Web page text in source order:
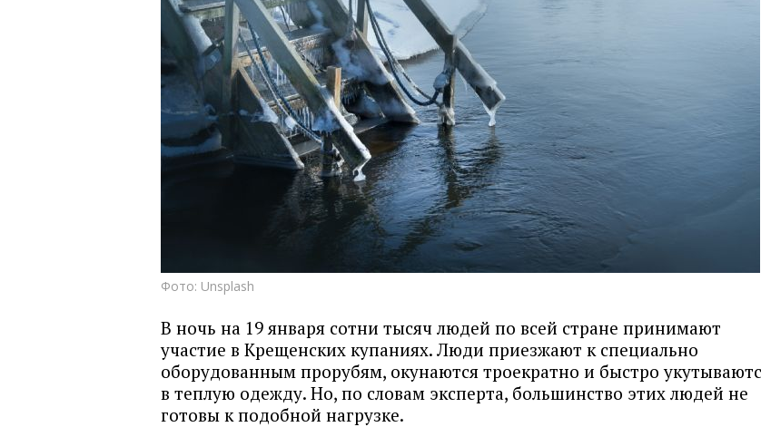
Фото: Unsplash
В ночь на 19 января сотни тысяч людей по всей стране принимают
участие в Крещенских купаниях. Люди приезжают к специально
оборудованным прорубям, окунаются троекратно и быстро
в теплую одежду. Но, по словам эксперта, большинство этих людей не
готовы к подобной нагрузке.